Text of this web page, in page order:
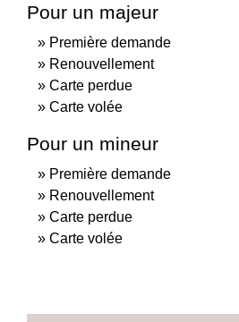
Pour un majeur
Première demande
Renouvellement
Carte perdue
Carte volée
Pour un mineur
Première demande
Renouvellement
Carte perdue
Carte volée